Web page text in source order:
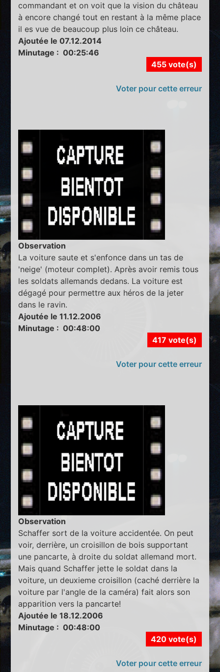
commandant et on voit que la vision du château
à encore changé tout en restant à la même place
il es vue de beaucoup plus loin ce château.
Ajoutée le 07.12.2014
Minutage : 00:25:46
455 vote(s)
Voter pour cette erreur
Observation
La voiture saute et s'enfonce dans un tas de
'neige' (moteur complet). Après avoir remis tous
les soldats allemands dedans. La voiture est
dégagé pour permettre aux héros de la jeter
dans le ravin.
Ajoutée le 11.12.2006
Minutage : 00:48:00
417 vote(s)
Voter pour cette erreur
Observation
Schaffer sort de la voiture accidentée. On peut
voir, derrière, un croisillon de bois supportant
une pancarte, à droite du soldat allemand mort.
Mais quand Schaffer jette le soldat dans la
voiture, un deuxieme croisillon (caché derrière la
voiture par l'angle de la caméra) fait alors son
apparition vers la pancarte!
Ajoutée le 18.12.2006
Minutage : 00:48:00
420 vote(s)
Voter pour cette erreur